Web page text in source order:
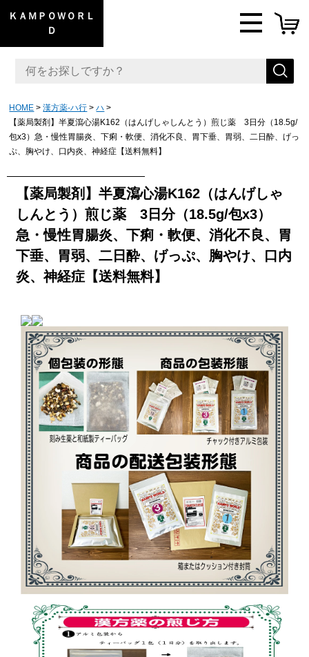
ＫＡＭＰＯＷＯＲＬ
Ｄ
HOME 漢方薬-ハ行
ハ
【薬局製剤】半夏瀉心湯K162（はんげしゃしんとう）煎じ薬 3日分（18.5g/
包x3）急・慢性胃腸炎、下痢・軟便、消化不良、胃下垂、胃弱、二日酔、げっ
ぷ、胸やけ、口内炎、神経症【送料無料】
【薬局製剤】半夏瀉心湯K162（はんげしゃ
しんとう）煎じ薬 3日分（18.5g/包x3）
急・慢性胃腸炎、下痢・軟便、消化不良、胃
下垂、胃弱、二日酔、げっぷ、胸やけ、口内
炎、神経症【送料無料】